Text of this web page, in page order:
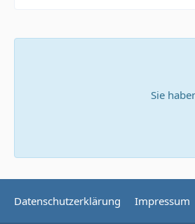
Sie
Datenschutzerklärung Impressum